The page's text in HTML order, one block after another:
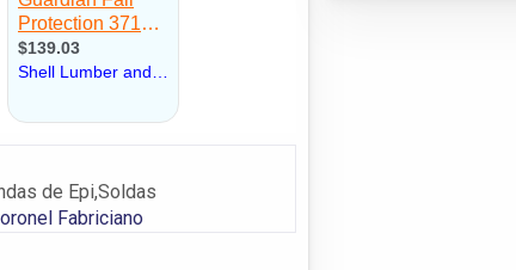
de Epi,Soldas
Fabriciano